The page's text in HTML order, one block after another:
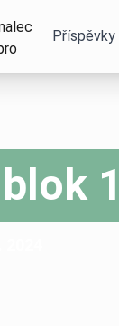
Znalec
Příspěvky